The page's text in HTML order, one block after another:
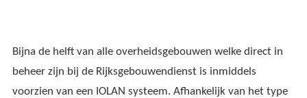
Bijna de helft van alle overheidsgebouwen welke direct in
beheer zijn bij de Rijksgebouwendienst is inmiddels
voorzien van een IOLAN systeem. Afhankelijk van het type